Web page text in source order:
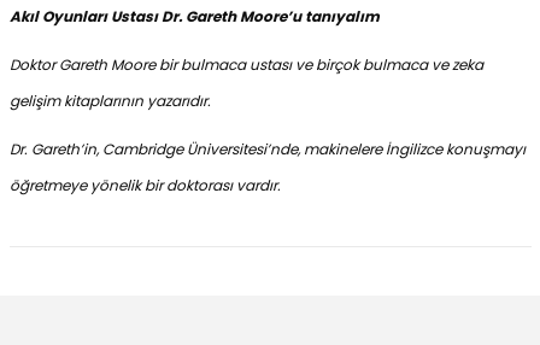
Akıl Oyunları Ustası Dr. Gareth Moore’u tanıyalım
Doktor Gareth Moore bir bulmaca ustası ve birçok bulmaca ve zeka
gelişim kitaplarının yazarıdır.
Dr. Gareth’in, Cambridge Üniversitesi’nde, makinelere İngilizce konuşmayı
öğretmeye yönelik bir doktorası vardır.